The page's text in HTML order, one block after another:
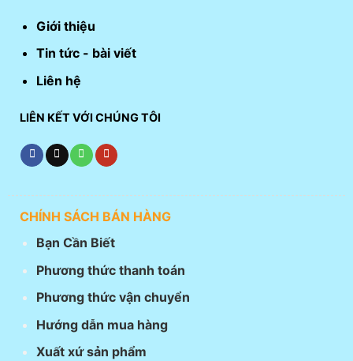
Giới thiệu
Tin tức - bài viết
Liên hệ
LIÊN KẾT VỚI CHÚNG TÔI
CHÍNH SÁCH BÁN HÀNG
Bạn Cần Biết
Phương thức thanh toán
Phương thức vận chuyển
Hướng dẫn mua hàng
Xuất xứ sản phẩm